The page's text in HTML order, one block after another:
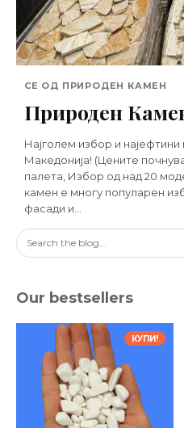
СЕ ОД ПРИРОДЕН КАМЕН
Природен
Најголем избор и
Македонија! (Цените
палета, Избор од над 20
камен е многу популарен
фасади и...
Search the blog...
Our bestsellers
КУПИ!